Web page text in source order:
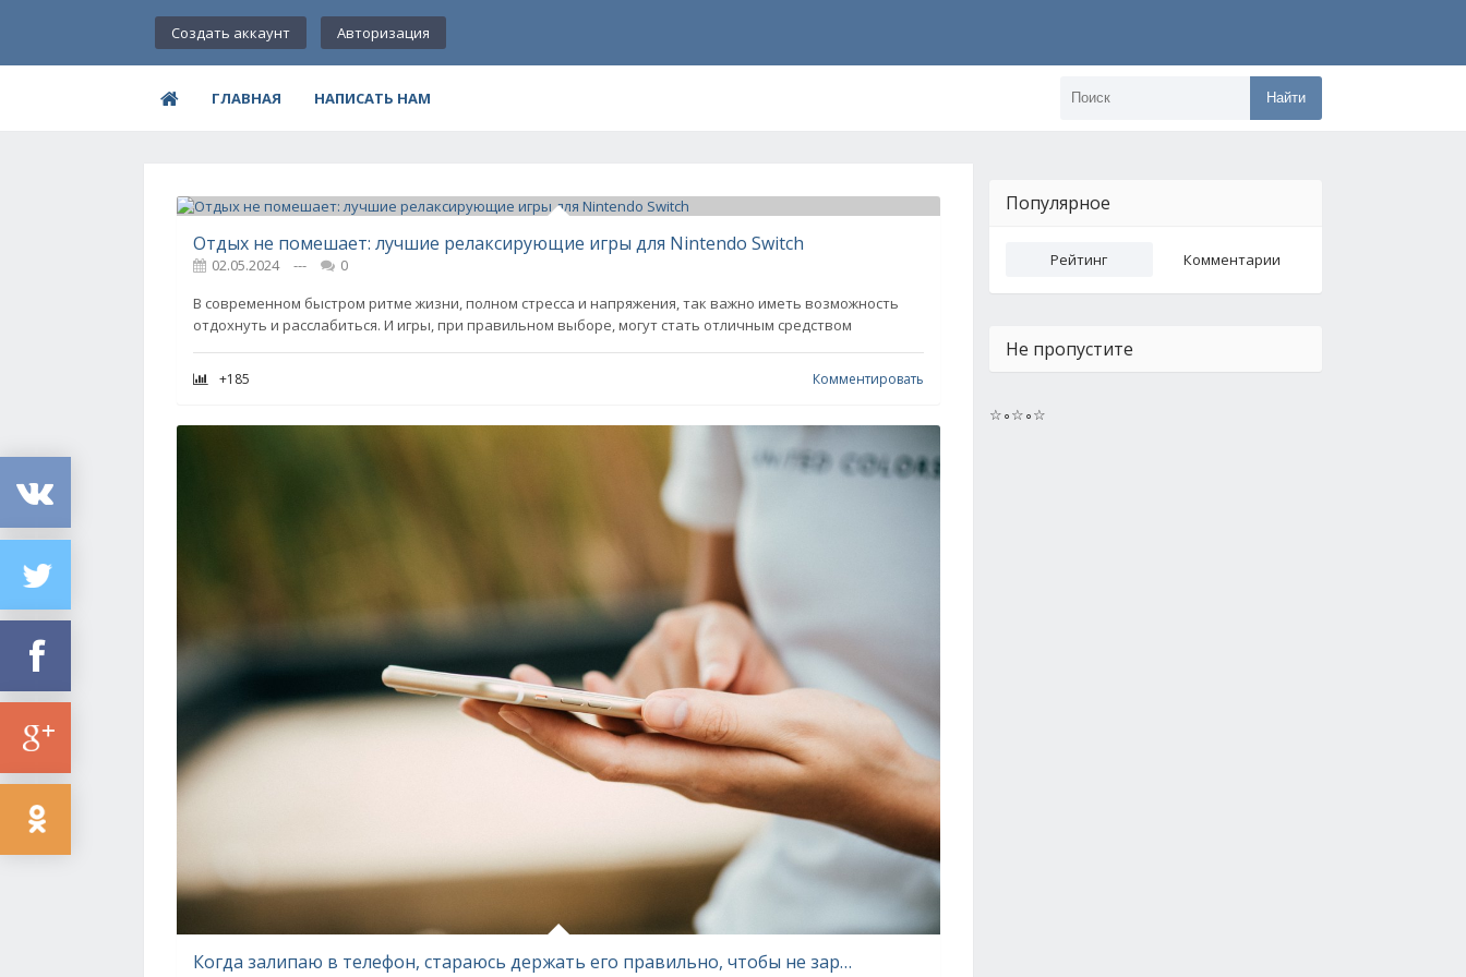
Создать аккаунт Авторизация
ГЛАВНАЯ НАПИСАТЬ НАМ Найти
Отдых не помешает: лучшие релаксирующие игры для Nintendo Switch
02.05.2024 ---
0
В современном быстром ритме жизни, полном стресса и напряжения, так важно иметь возможность
отдохнуть и расслабиться. И игры, при правильном выборе, могут стать отличным средством
+185 Комментировать
Когда залипаю в телефон, стараюсь держать его правильно, чтобы не заработать лишних хлопот
Популярное
Рейтинг Комментарии
Не пропустите
☆∘☆∘☆